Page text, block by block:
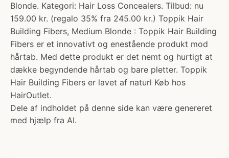
Blonde. Kategori: Hair Loss Concealers. Tilbud: nu
159.00 kr. (regalo 35% fra 245.00 kr.) Toppik Hair
Building Fibers, Medium Blonde : Toppik Hair Building
Fibers er et innovativt og enestående produkt mod
hårtab. Med dette produkt er det nemt og hurtigt at
dække begyndende hårtab og bare pletter. Toppik
Hair Building Fibers er lavet af naturl Køb hos
HairOutlet.
Dele af indholdet på denne side kan være genereret
med hjælp fra AI.